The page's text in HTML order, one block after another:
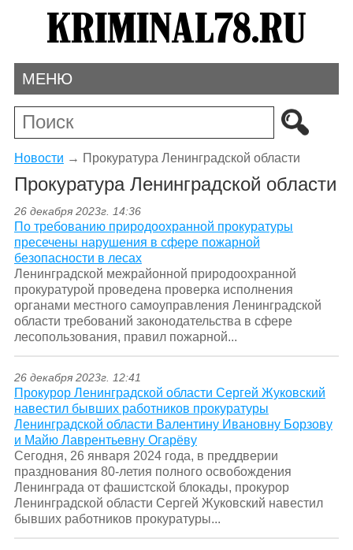
МЕНЮ
Новости → Прокуратура Ленинградской области
Прокуратура Ленинградской области
26 декабря 2023г. 14:36
По требованию природоохранной прокуратуры
пресечены нарушения в сфере пожарной
безопасности в лесах
Ленинградской межрайонной природоохранной
прокуратурой проведена проверка исполнения
органами местного самоуправления Ленинградской
области требований законодательства в сфере
лесопользования, правил пожарной...
26 декабря 2023г. 12:41
Прокурор Ленинградской области Сергей Жуковский
навестил бывших работников прокуратуры
Ленинградской области Валентину Ивановну Борзову
и Майю Лаврентьевну Огарёву
Сегодня, 26 января 2024 года, в преддверии
празднования 80-летия полного освобождения
Ленинграда от фашистской блокады, прокурор
Ленинградской области Сергей Жуковский навестил
бывших работников прокуратуры...